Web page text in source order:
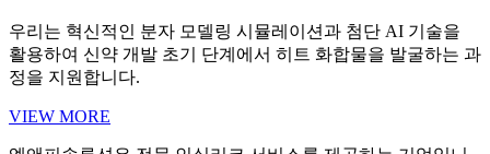
우리는 혁신적인 분자 모델링 시뮬레이션과 첨단 AI 기술을
활용하여 신약 개발 초기 단계에서 히트 화합물을 발굴하는 과
정을 지원합니다.
VIEW MORE